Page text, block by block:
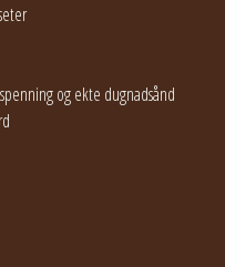
og ekte dugnadsånd